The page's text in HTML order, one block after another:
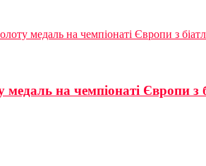
медаль на чемпіонаті Європи з
на чемпіонаті Європи з